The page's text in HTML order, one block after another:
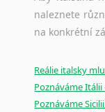
naleznete
na konkrétní
Reálie italsky
Poznáváme
Poznáváme